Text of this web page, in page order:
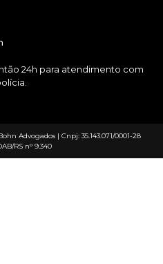
24h para atendimento com
Advogados | Cnpj: 35.143.071/0001-28
RS n° 9.340